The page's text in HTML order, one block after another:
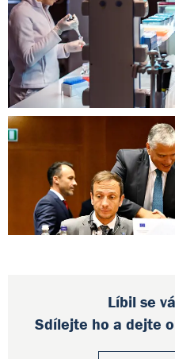
Líbil se
Sdílejte ho a dejte